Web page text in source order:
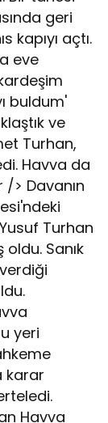
geri
kapıyı açtı.
eve
buldum'
ve
Turhan,
Havva da
/> Davanın
Turhan
Sanık
yeri
karar
Havva